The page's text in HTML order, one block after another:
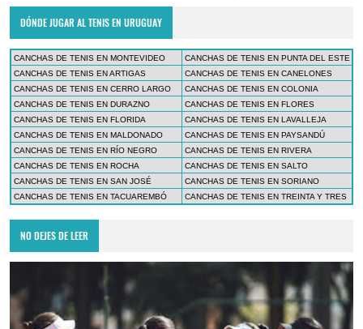
DÓNDE JUGAR AL TENIS EN URUGUAY
CANCHAS DE TENIS EN MONTEVIDEO
CANCHAS DE TENIS EN PUNTA DEL ESTE
CANCHAS DE TENIS EN ARTIGAS
CANCHAS DE TENIS EN CANELONES
CANCHAS DE TENIS EN CERRO LARGO
CANCHAS DE TENIS EN COLONIA
CANCHAS DE TENIS EN DURAZNO
CANCHAS DE TENIS EN FLORES
CANCHAS DE TENIS EN FLORIDA
CANCHAS DE TENIS EN LAVALLEJA
CANCHAS DE TENIS EN MALDONADO
CANCHAS DE TENIS EN PAYSANDÚ
CANCHAS DE TENIS EN RÍO NEGRO
CANCHAS DE TENIS EN RIVERA
CANCHAS DE TENIS EN ROCHA
CANCHAS DE TENIS EN SALTO
CANCHAS DE TENIS EN SAN JOSÉ
CANCHAS DE TENIS EN SORIANO
CANCHAS DE TENIS EN TACUAREMBÓ
CANCHAS DE TENIS EN TREINTA Y TRES
NO DEJES DE LEER